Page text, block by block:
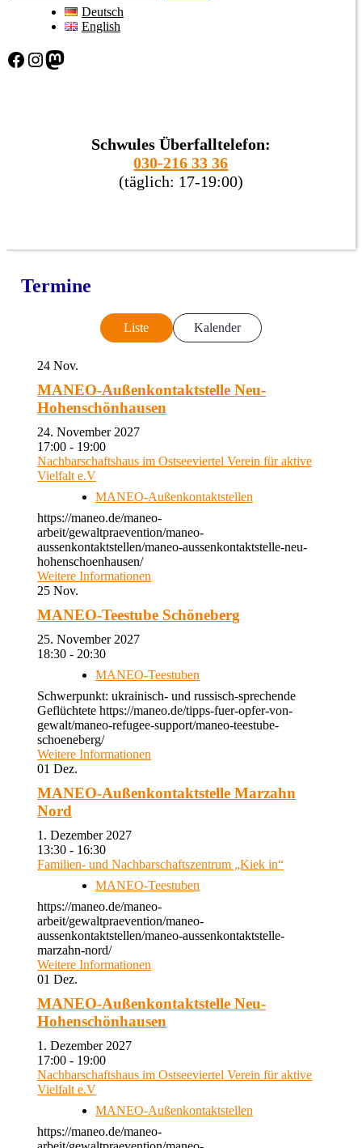
Deutsch
English
Facebook Instagram Mastodon
Schwules Überfalltelefon:
030-216 33 36
(täglich: 17-19:00)
Termine
Liste Kalender
24 Nov.
MANEO-Außenkontaktstelle Neu-
Hohenschönhausen
24. November 2027
17:00 - 19:00
Nachbarschaftshaus im Ostseeviertel Verein für aktive
Vielfalt e.V
MANEO-Außenkontaktstellen
https://maneo.de/maneo-
arbeit/gewaltpraevention/maneo-
aussenkontaktstellen/maneo-aussenkontaktstelle-neu-
hohenschoenhausen/
Weitere Informationen
25 Nov.
MANEO-Teestube Schöneberg
25. November 2027
18:30 - 20:30
MANEO-Teestuben
Schwerpunkt: ukrainisch- und russisch-sprechende
Geflüchtete https://maneo.de/tipps-fuer-opfer-von-
gewalt/maneo-refugee-support/maneo-teestube-
schoeneberg/
Weitere Informationen
01 Dez.
MANEO-Außenkontaktstelle Marzahn
Nord
1. Dezember 2027
13:30 - 16:30
Familien- und Nachbarschaftszentrum „Kiek in“
MANEO-Teestuben
https://maneo.de/maneo-
arbeit/gewaltpraevention/maneo-
aussenkontaktstellen/maneo-aussenkontaktstelle-
marzahn-nord/
Weitere Informationen
01 Dez.
MANEO-Außenkontaktstelle Neu-
Hohenschönhausen
1. Dezember 2027
17:00 - 19:00
Nachbarschaftshaus im Ostseeviertel Verein für aktive
Vielfalt e.V
MANEO-Außenkontaktstellen
https://maneo.de/maneo-